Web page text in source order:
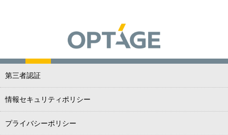
第三者認証
情報セキュリティポリシー
プライバシーポリシー